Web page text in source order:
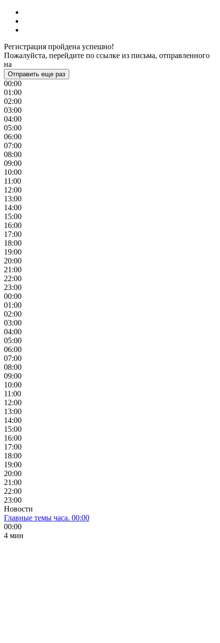
Регистрация пройдена успешно!
Пожалуйста, перейдите по ссылке из письма, отправленного
на
Отправить еще раз
00:00
01:00
02:00
03:00
04:00
05:00
06:00
07:00
08:00
09:00
10:00
11:00
12:00
13:00
14:00
15:00
16:00
17:00
18:00
19:00
20:00
21:00
22:00
23:00
00:00
01:00
02:00
03:00
04:00
05:00
06:00
07:00
08:00
09:00
10:00
11:00
12:00
13:00
14:00
15:00
16:00
17:00
18:00
19:00
20:00
21:00
22:00
23:00
Новости
Главные темы часа. 00:00
00:00
4 мин